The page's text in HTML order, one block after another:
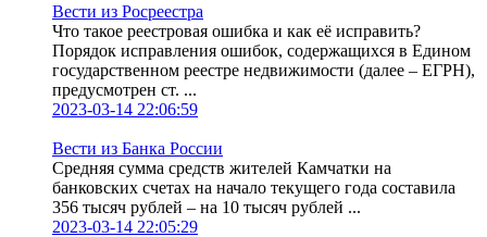
Вести из Росреестра
Что такое реестровая ошибка и как её исправить?
Порядок исправления ошибок, содержащихся в Едином
государственном реестре недвижимости (далее – ЕГРН),
предусмотрен ст. ...
2023-03-14 22:06:59
Вести из Банка России
Средняя сумма средств жителей Камчатки на
банковских счетах на начало текущего года составила
356 тысяч рублей – на 10 тысяч рублей ...
2023-03-14 22:05:29